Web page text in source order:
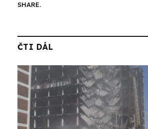
SHARE.
ČTI DÁL